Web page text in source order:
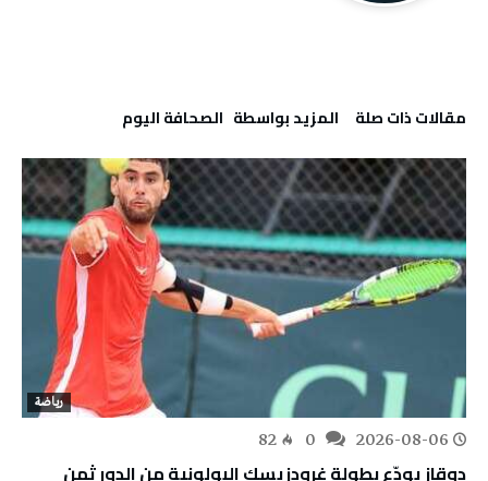
‫مقالات ذات صلة‬ ‫‫المزيد بواسطة‬ ‬ ‭ ‬الصحافة‭ ‬اليوم
رياضة
2026-08-06
82
دوقاز يودّع بطولة غرودزيسك البولونية من الدور ثمن